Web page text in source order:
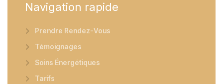
Navigation rapide
Prendre Rendez-Vous
Témoignages
Soins Énergétiques
Tarifs